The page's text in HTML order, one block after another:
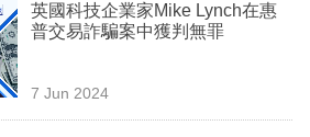
英國科技企業家Mike Lynch在惠
普交易詐騙案中獲判無罪
7 Jun 2024